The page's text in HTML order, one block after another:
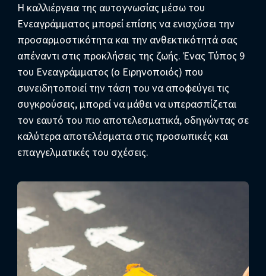
Η καλλιέργεια της αυτογνωσίας μέσω του
Ενεαγράμματος μπορεί επίσης να ενισχύσει την
προσαρμοστικότητα και την ανθεκτικότητά σας
απέναντι στις προκλήσεις της ζωής. Ένας Τύπος 9
του Ενεαγράμματος (ο Ειρηνοποιός) που
συνειδητοποιεί την τάση του να αποφεύγει τις
συγκρούσεις, μπορεί να μάθει να υπερασπίζεται
τον εαυτό του πιο αποτελεσματικά, οδηγώντας σε
καλύτερα αποτελέσματα στις προσωπικές και
επαγγελματικές του σχέσεις.